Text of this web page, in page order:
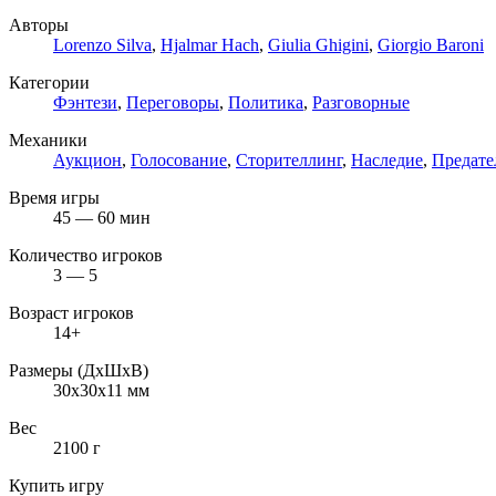
Авторы
Lorenzo Silva, Hjalmar Hach, Giulia Ghigini, Giorgio Baroni
Категории
Фэнтези, Переговоры, Политика, Разговорные
Механики
Аукцион, Голосование, Сторителлинг, Наследие,
Время игры
45 — 60 мин
Количество игроков
3 — 5
Возраст игроков
14+
Размеры (ДxШxВ)
30x30x11 мм
Вес
2100 г
Купить игру